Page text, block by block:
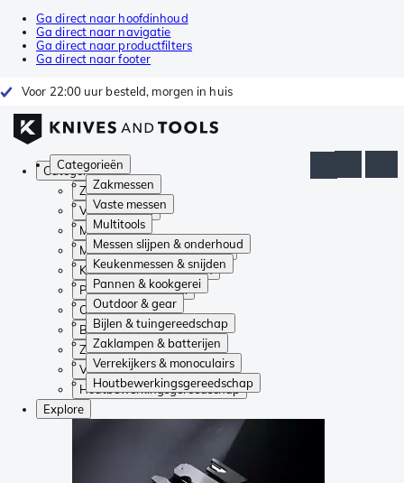
Ga direct naar hoofdinhoud
Ga direct naar navigatie
Ga direct naar productfilters
Ga direct naar footer
Voor 22:00 uur besteld, morgen in huis
Categorieën
Zakmessen
Vaste messen
Multitools
Messen slijpen & onderhoud
Keukenmessen & snijden
Pannen & kookgerei
Outdoor & gear
Bijlen & tuingereedschap
Zaklampen & batterijen
Verrekijkers & monoculairs
Houtbewerkingsgereedschap
Categorieën
Zakmessen
Vaste messen
Multitools
Messen slijpen & onderhoud
Keukenmessen & snijden
Pannen & kookgerei
Outdoor & gear
Bijlen & tuingereedschap
Zaklampen & batterijen
Verrekijkers & monoculairs
Houtbewerkingsgereedschap
Explore